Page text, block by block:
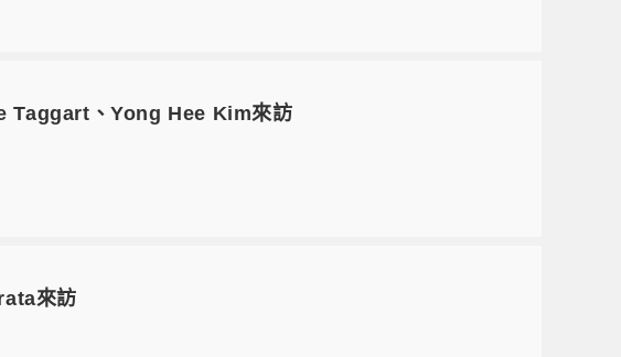
Taggart、Yong Hee Kim來訪
來訪